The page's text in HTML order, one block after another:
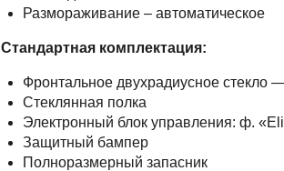
Размораживание – автоматическое
Стандартная комплектация:
Фронтальное двухрадиусное стекло
Стеклянная полка
Электронный блок управления: ф.
Защитный бампер
Полноразмерный запасник